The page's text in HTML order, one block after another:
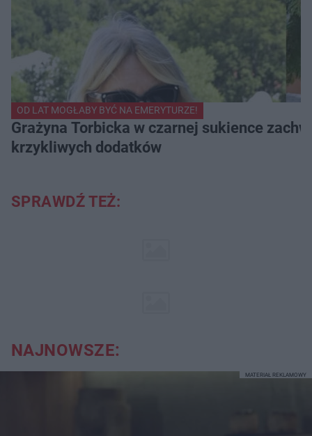
OD LAT MOGŁABY BYĆ NA EMERYTURZE!
Grażyna Torbicka w czarnej sukience
krzykliwych dodatków
SPRAWDŹ TEŻ:
NAJNOWSZE:
MATERIAŁ REKLAMOWY